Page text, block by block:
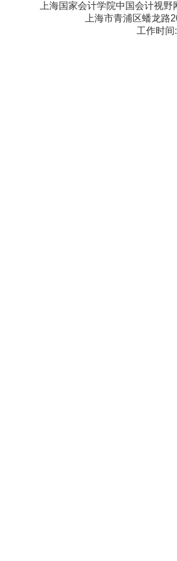
上海国家会计学院中国会计视
上海市青浦区蟠龙
工作时